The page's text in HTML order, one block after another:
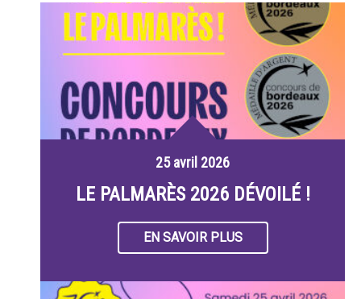
25 avril 2026
LE PALMARÈS 2026 DÉVOILÉ !
EN SAVOIR PLUS